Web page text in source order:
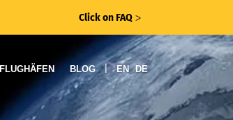
Click on FAQ ᐳ
FLUGHÄFEN BLOG | EN DE